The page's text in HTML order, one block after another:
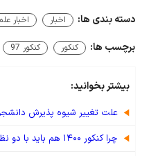
دسته بندی ها: اخبار اخبار
برچسب ها: کنکور کنکور 97
بیشتر بخوانید:
علت تغییر شیوه پذیرش
چرا کنکور ۱۴۰۰ هم باید با دو نظام آموزشی برگزار شود؟